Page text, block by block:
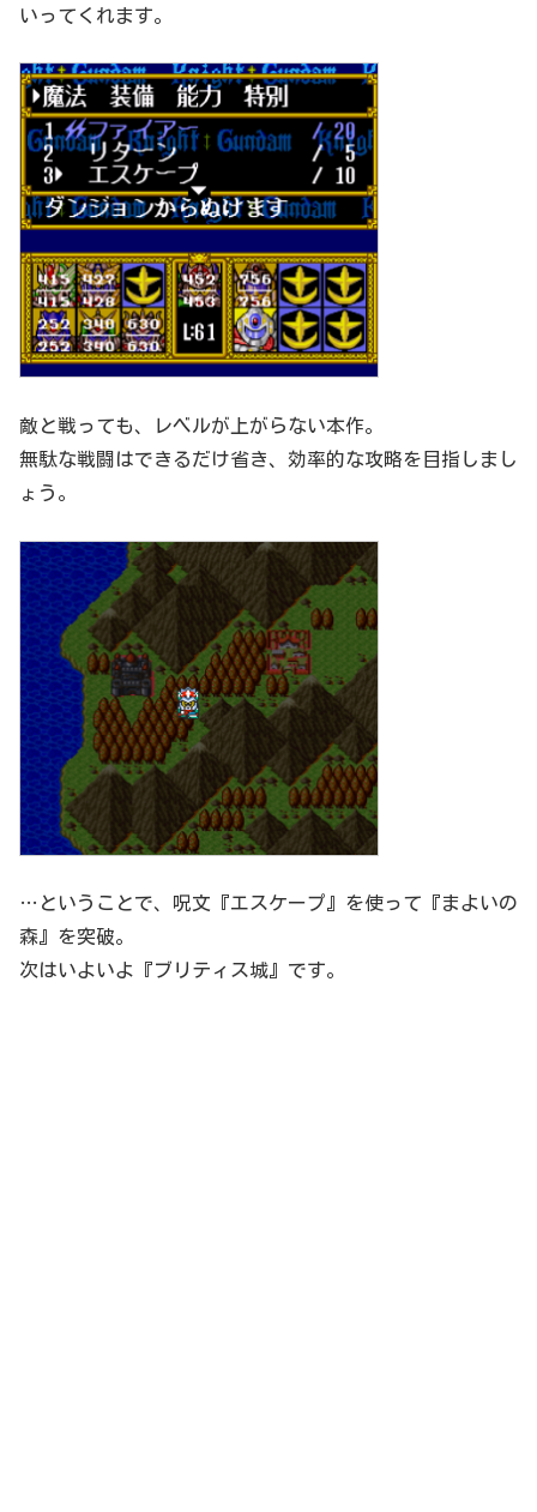
いってくれます。
敵と戦っても、レベルが上がらない本作。
無駄な戦闘はできるだけ省き、効率的な攻略を目指しまし
ょう。
…ということで、呪文『エスケープ』を使って『まよいの
森』を突破。
次はいよいよ『ブリティス城』です。